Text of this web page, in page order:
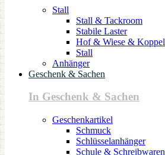
Stall
Stall & Tackroom
Stabile Laster
Hof & Wiese & Koppel
Stall
Anhänger
Geschenk & Sachen
In Geschenk & Sachen
Geschenkartikel
Schmuck
Schlüsselanhänger
Schule & Schreibwaren